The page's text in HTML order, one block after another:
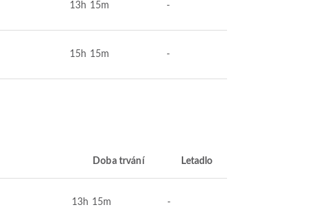
13h 15m -
15h 15m -
Doba trvání Letadlo
13h 15m -